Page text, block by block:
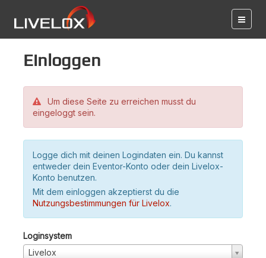
Einloggen
Um diese Seite zu erreichen musst du
eingeloggt sein.
Logge dich mit deinen Logindaten ein. Du kannst
entweder dein Eventor-Konto oder dein Livelox-
Konto benutzen.
Mit dem einloggen akzeptierst du die
Nutzungsbestimmungen für Livelox.
Loginsystem
Livelox